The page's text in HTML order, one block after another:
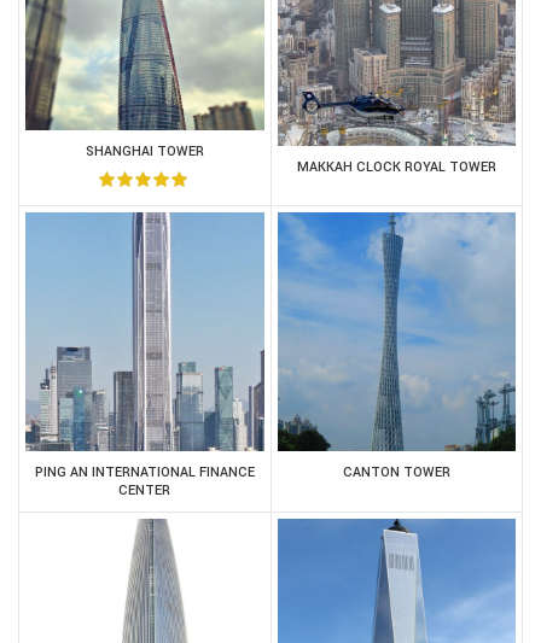
SHANGHAI TOWER
MAKKAH CLOCK ROYAL TOWER
PING AN INTERNATIONAL FINANCE
CENTER
CANTON TOWER